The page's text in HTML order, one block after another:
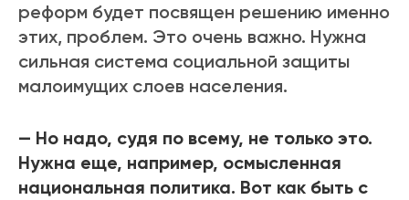
реформ будет посвящен решению именно
этих, проблем. Это очень важно. Нужна
сильная система социальной защиты
малоимущих слоев населения.
— Но надо, судя по всему, не только это.
Нужна еще, например, осмысленная
национальная политика. Вот как быть с